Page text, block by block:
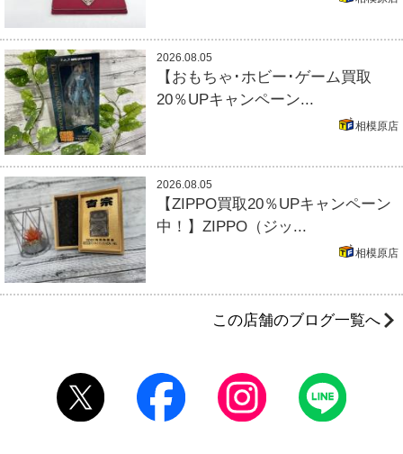
2026.08.05
【おもちゃ･ホビー･ゲーム買取
20％UPキャンペーン...
相模原店
2026.08.05
【ZIPPO買取20％UPキャンペーン
中！】ZIPPO（ジッ...
相模原店
この店舗のブログ一覧へ